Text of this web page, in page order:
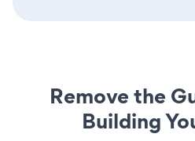
Remove the
Building